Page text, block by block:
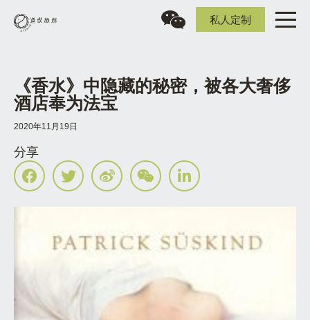
私人定制
《香水》中隐藏的秘密，被各大奢侈
酒店奉为法宝
2020年11月19日
分享